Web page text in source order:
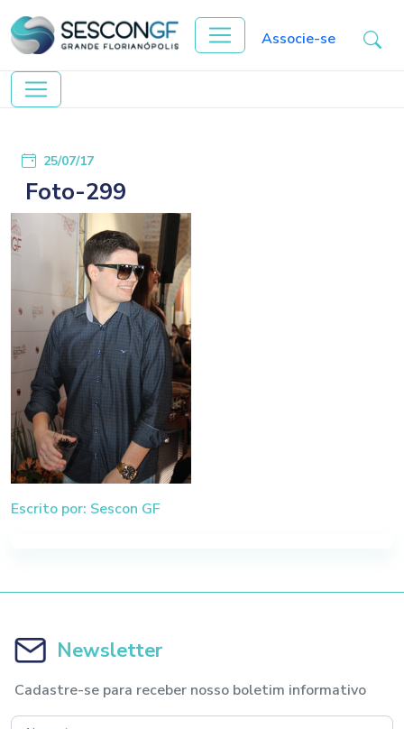
Associe-se
25/07/17
Foto-299
Escrito por: Sescon GF
Newsletter
Cadastre-se para receber nosso boletim informativo